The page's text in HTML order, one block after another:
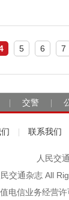
5 6 7
交警
联系我们
人民交
交通杂志 All
电信业务经营